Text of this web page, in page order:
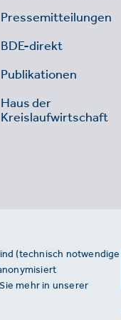
Pressemitteilungen
BDE-direkt
Publikationen
Haus der
Kreislaufwirtschaft
(technisch notwendige
mehr in unserer